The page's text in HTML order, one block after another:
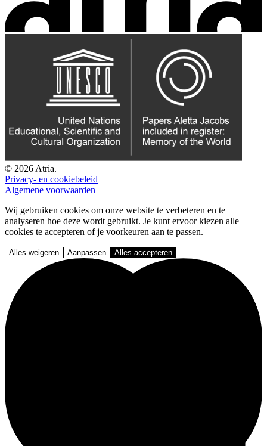
© 2026 Atria.
Privacy- en cookiebeleid
Algemene voorwaarden
Wij gebruiken cookies om onze website te verbeteren en te
analyseren hoe deze wordt gebruikt. Je kunt ervoor kiezen alle
cookies te accepteren of je voorkeuren aan te passen.
Alles weigeren Aanpassen Alles accepteren